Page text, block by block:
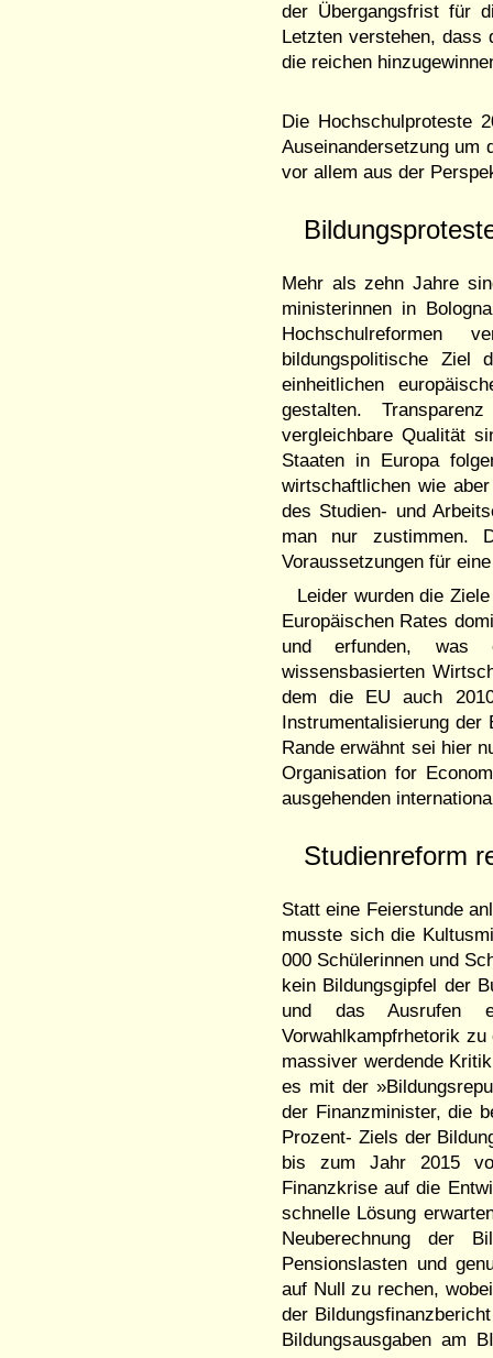
der Übergangsfrist für
Letzten verstehen, dass
die reichen
Die Hochschulproteste
Auseinandersetzung um
vor allem aus der
Mehr als zehn Jahre
ministerinnen in
Hochschulreformen
bildungspolitische Ziel
einheitlichen
gestalten.
vergleichbare Qualität
Staaten in Europa
wirtschaftlichen wie
des Studien- und
man nur zustimmen.
Voraussetzungen für
Leider wurden die
Europäischen Rates
und erfunden, was
wissensbasierten
dem die EU auch
Instrumentalisierung
Rande erwähnt sei hier
Organisation for
ausgehenden
Studienreform
Statt eine Feierstunde
musste sich die
000 Schülerinnen und
kein Bildungsgipfel der
und das Ausrufen
Vorwahlkampfrhetorik
massiver werdende
es mit der
der Finanzminister, die
Prozent- Ziels der
bis zum Jahr 2015
Finanzkrise auf die
schnelle Lösung
Neuberechnung der
Pensionslasten und
auf Null zu rechen,
der
Bildungsausgaben am